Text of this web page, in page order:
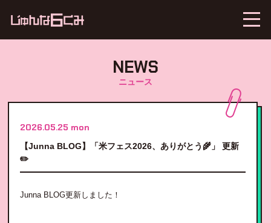
NEWS
ニュース
2026.05.25 mon
【Junna BLOG】「米フェス2026、ありがとう🌾」 更新
✏️
Junna BLOG更新しました！